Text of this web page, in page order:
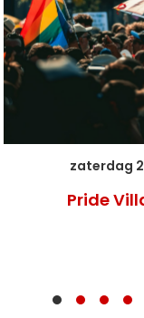
zaterdag
Pride